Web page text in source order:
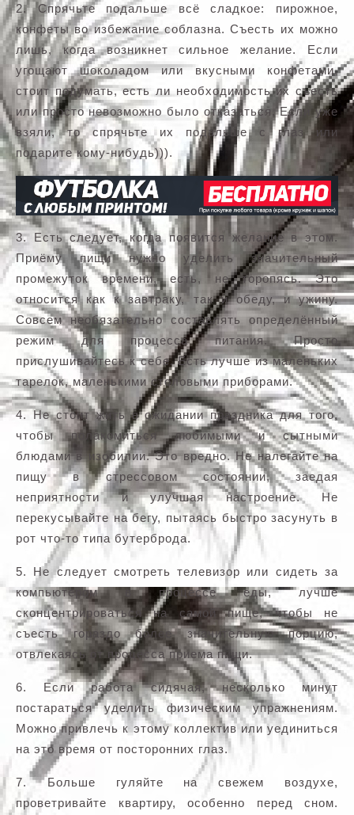
2. Спрячьте подальше всё сладкое: пирожное,
конфеты во избежание соблазна. Съесть их можно
лишь, когда возникнет сильное желание. Если
угощают шоколадом или вкусными конфетами,
стоит подумать, есть ли необходимость их съесть
или просто невозможно было отказаться. Если уже
взяли, то спрячьте их подальше с глаз или
подарите кому-нибудь))).
3. Есть следует, когда появится желание в этом.
Приёму пищи нужно уделить значительный
промежуток времени, есть, не торопясь. Это
относится как к завтраку, так и обеду, и ужину.
Совсем необязательно составлять определённый
режим для процесса питания. Просто
прислушивайтесь к себе. Есть лучше из маленьких
тарелок, маленькими столовыми приборами.
4. Не стоит жить в ожидании праздника для того,
чтобы полакомиться любимыми и сытными
блюдами в изобилии. Это вредно. Не налегайте на
пищу в стрессовом состоянии, заедая
неприятности и улучшая настроение. Не
перекусывайте на бегу, пытаясь быстро засунуть в
рот что-то типа бутерброда.
5. Не следует смотреть телевизор или сидеть за
компьютером в процессе еды, лучше
сконцентрироваться на самой пище, чтобы не
съесть гораздо более значительную порцию,
отвлекаясь от процесса приема пищи.
6. Если работа сидячая, несколько минут
постараться уделить физическим упражнениям.
Можно привлечь к этому коллектив или уединиться
на это время от посторонних глаз.
7. Больше гуляйте на свежем воздухе,
проветривайте квартиру, особенно перед сном.